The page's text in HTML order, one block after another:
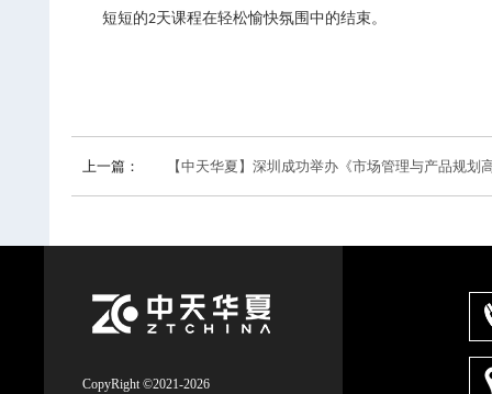
短短的2天课程在轻松愉快氛围中的结束。
上一篇： 【中天华夏】深圳成功举办《市场管理与产品规划
CopyRight ©2021-2026